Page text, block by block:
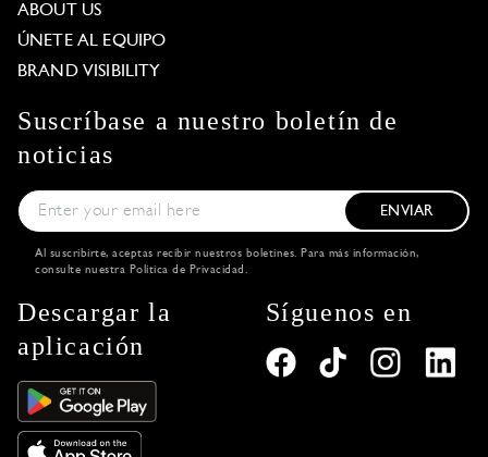
ABOUT US
ÚNETE AL EQUIPO
BRAND VISIBILITY
Suscríbase a nuestro boletín de
noticias
ENVIAR
Al suscribirte, aceptas recibir nuestros boletines. Para más información,
consulte nuestra Política de Privacidad .
Descargar la
aplicación
Síguenos en